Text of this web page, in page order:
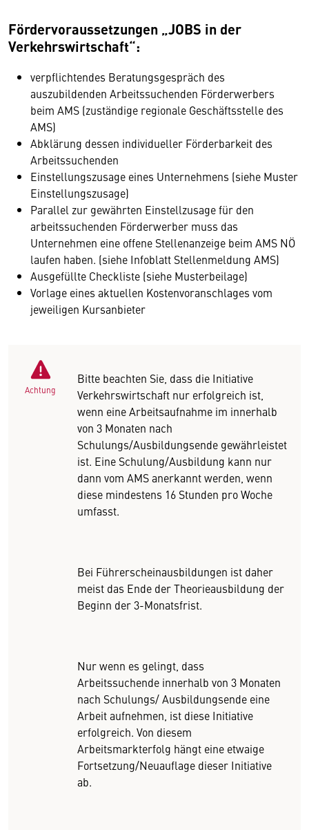
Fördervoraussetzungen „JOBS in der
Verkehrswirtschaft“:
verpflichtendes Beratungsgespräch des
auszubildenden Arbeitssuchenden Förderwerbers
beim AMS (zuständige regionale Geschäftsstelle des
AMS)
Abklärung dessen individueller Förderbarkeit des
Arbeitssuchenden
Einstellungszusage eines Unternehmens (siehe Muster
Einstellungszusage)
Parallel zur gewährten Einstellzusage für den
arbeitssuchenden Förderwerber muss das
Unternehmen eine offene Stellenanzeige beim AMS NÖ
laufen haben. (siehe Infoblatt Stellenmeldung AMS)
Ausgefüllte Checkliste (siehe Musterbeilage)
Vorlage eines aktuellen Kostenvoranschlages vom
jeweiligen Kursanbieter
Achtung
Bitte beachten Sie, dass die Initiative
Verkehrswirtschaft nur erfolgreich ist,
wenn eine Arbeitsaufnahme im innerhalb
von 3 Monaten nach
Schulungs/Ausbildungsende gewährleistet
ist. Eine Schulung/Ausbildung kann nur
dann vom AMS anerkannt werden, wenn
diese mindestens 16 Stunden pro Woche
umfasst.
Bei Führerscheinausbildungen ist daher
meist das Ende der Theorieausbildung der
Beginn der 3-Monatsfrist.
Nur wenn es gelingt, dass
Arbeitssuchende innerhalb von 3 Monaten
nach Schulungs/ Ausbildungsende eine
Arbeit aufnehmen, ist diese Initiative
erfolgreich. Von diesem
Arbeitsmarkterfolg hängt eine etwaige
Fortsetzung/Neuauflage dieser Initiative
ab.